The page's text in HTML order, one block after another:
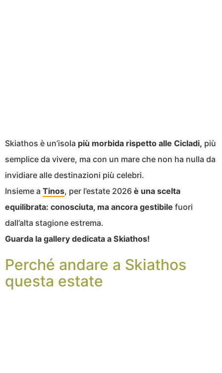
Skiathos è un’isola più morbida rispetto alle Cicladi, più
semplice da vivere, ma con un mare che non ha nulla da
invidiare alle destinazioni più celebri.
Insieme a Tinos, per l’estate 2026 è una scelta
equilibrata: conosciuta, ma ancora gestibile fuori
dall’alta stagione estrema.
Guarda la gallery dedicata a Skiathos!
Perché andare a Skiathos
questa estate